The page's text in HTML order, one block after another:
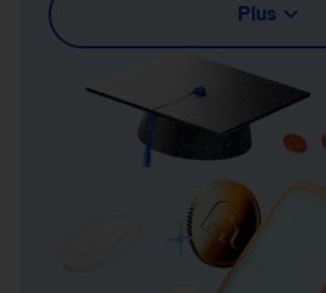
Plus